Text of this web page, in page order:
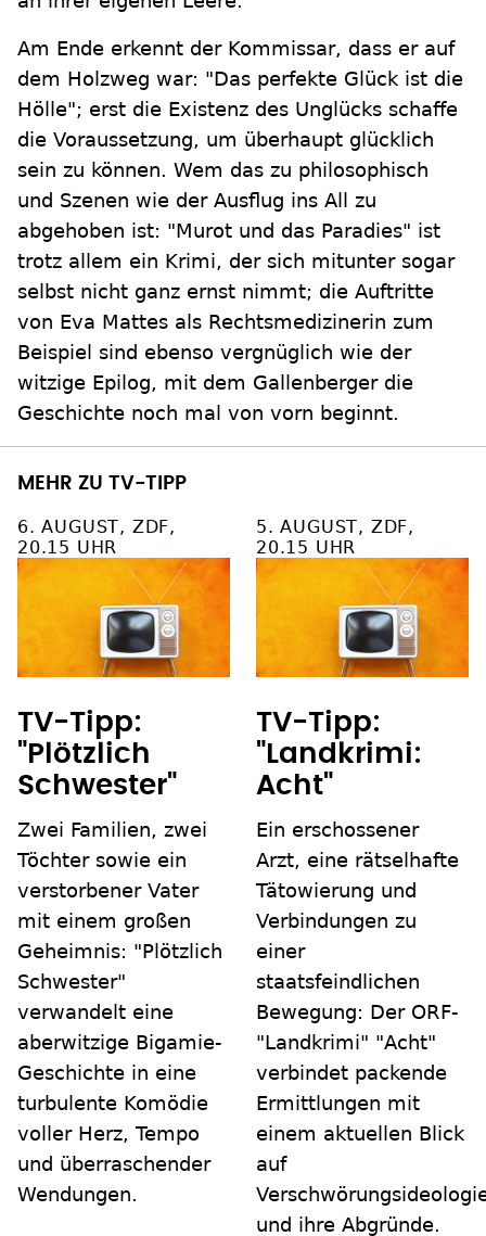
Am Ende erkennt der Kommissar, dass er auf
dem Holzweg war: "Das perfekte Glück ist die
Hölle"; erst die Existenz des Unglücks schaffe
die Voraussetzung, um überhaupt glücklich
sein zu können. Wem das zu philosophisch
und Szenen wie der Ausflug ins All zu
abgehoben ist: "Murot und das Paradies" ist
trotz allem ein Krimi, der sich mitunter sogar
selbst nicht ganz ernst nimmt; die Auftritte
von Eva Mattes als Rechtsmedizinerin zum
Beispiel sind ebenso vergnüglich wie der
witzige Epilog, mit dem Gallenberger die
Geschichte noch mal von vorn beginnt.
MEHR ZU TV-TIPP
6. AUGUST, ZDF,
20.15 UHR
TV-Tipp:
"Plötzlich
Schwester"
Zwei Familien, zwei
Töchter sowie ein
verstorbener Vater
mit einem großen
Geheimnis: "Plötzlich
Schwester"
verwandelt eine
aberwitzige Bigamie-
Geschichte in eine
turbulente Komödie
voller Herz, Tempo
und überraschender
Wendungen.
5. AUGUST, ZDF,
20.15 UHR
TV-Tipp:
"Landkrimi:
Acht"
Ein erschossener
Arzt, eine rätselhafte
Tätowierung und
Verbindungen zu
einer
staatsfeindlichen
Bewegung: Der ORF-
"Landkrimi" "Acht"
verbindet packende
Ermittlungen mit
einem aktuellen Blick
auf
und ihre Abgründe.